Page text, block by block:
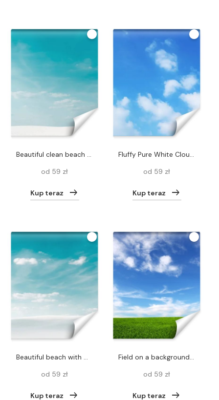
beautiful clean beach with white sand and blue sky with white clouds
od 59 zł
Kup teraz
Fluffy Pure White Clouds Spreading across Vibrant Blue Sky
od 59 zł
Kup teraz
beautiful beach with white sand and blue sky with white clouds
od 59 zł
Kup teraz
Field on a background of the blue sky
od 59 zł
Kup teraz